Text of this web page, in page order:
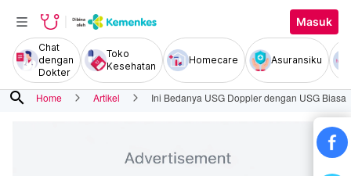
Masuk
Chat
dengan
Dokter
Toko
Kesehatan
Homecare Asuransiku
search Home Artikel Ini Bedanya USG Doppler dengan USG Biasa